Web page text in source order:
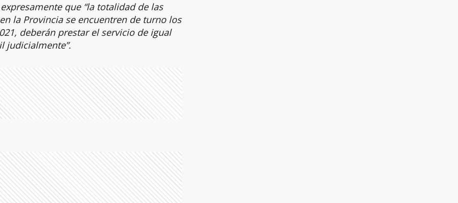
que “la totalidad de las
la Provincia se encuentren de turno los
deberán prestar el servicio de igual
judicialmente”.